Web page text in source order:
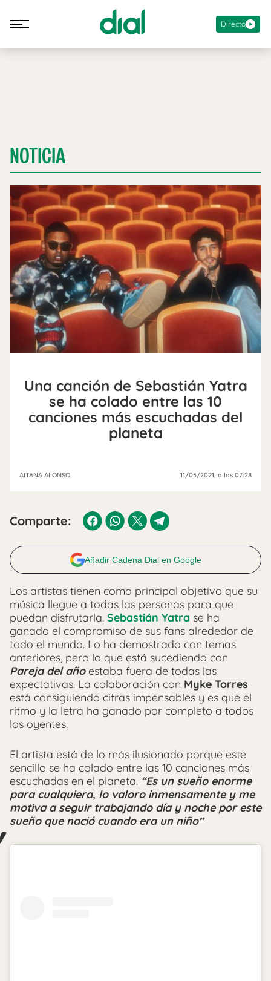
Directo
NOTICIA
Una canción de Sebastián Yatra
se ha colado entre las 10
canciones más escuchadas del
planeta
AITANA ALONSO 11/05/2021 , a las 07:28
Comparte:
Añadir Cadena Dial en Google
Los artistas tienen como principal objetivo que su
música llegue a todas las personas para que
puedan disfrutarla. Sebastián Yatra se ha
ganado el compromiso de sus fans alrededor de
todo el mundo. Lo ha demostrado con temas
anteriores, pero lo que está sucediendo con
Pareja del añoestaba fuera de todas las
expectativas. La colaboración con Myke Torres
está consiguiendo cifras impensables y es que el
ritmo y la letra ha ganado por completo a todos
los oyentes.
El artista está de lo más ilusionado porque este
sencillo se ha colado entre las 10 canciones más
escuchadas en el planeta. “Es un sueño enorme
para cualquiera, lo valoro inmensamente y me
motiva a seguir trabajando día y noche por este
sueño que nació cuando era un niño”